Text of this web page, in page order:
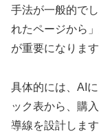
手法が一般的で
れたページから
が重要になります
具体的には、AI
ック表から、購
導線を設計しま